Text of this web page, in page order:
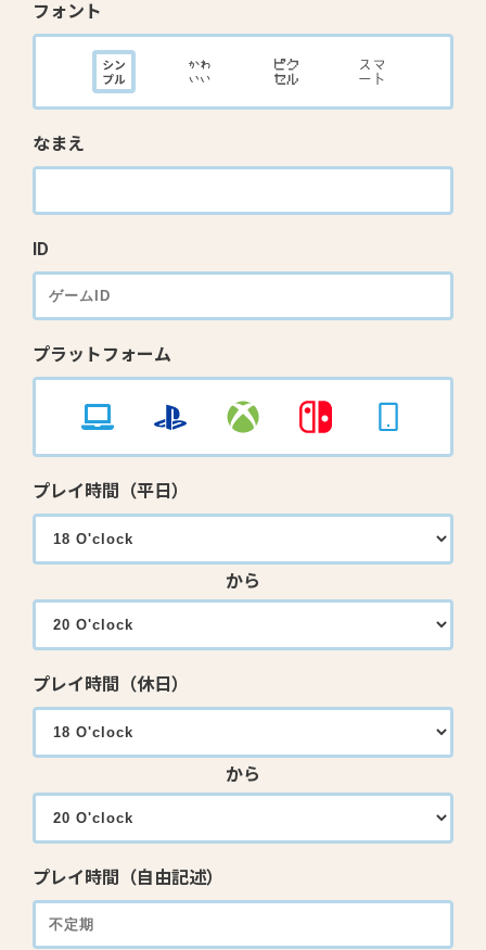
フォント
なまえ
ID
プラットフォーム
プレイ時間（平日）
から
プレイ時間（休日）
から
プレイ時間（自由記述）